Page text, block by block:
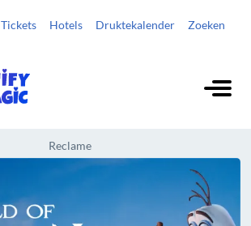
Tickets Hotels Druktekalender Zoeken
Reclame